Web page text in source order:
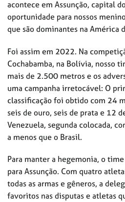
acontece em Assunção, capital
oportunidade para nossos
que são dominantes na América
Foi assim em 2022. Na
Cochabamba, na Bolívia, nosso
mais de 2.500 metros e os
uma campanha irretocável: O
classificação foi obtido com 24
seis de ouro, seis de prata e 12
Venezuela, segunda colocada,
a menos que o Brasil.
Para manter a hegemonia, o
para Assunção. Com quatro
todas as armas e gêneros, a
favoritos nas disputas e atletas